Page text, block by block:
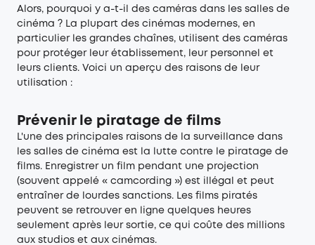
Alors, pourquoi y a-t-il des caméras dans les salles de
cinéma ? La plupart des cinémas modernes, en
particulier les grandes chaînes, utilisent des caméras
pour protéger leur établissement, leur personnel et
leurs clients. Voici un aperçu des raisons de leur
utilisation :
Prévenir le piratage de films
L'une des principales raisons de la surveillance dans
les salles de cinéma est la lutte contre le piratage de
films. Enregistrer un film pendant une projection
(souvent appelé « camcording ») est illégal et peut
entraîner de lourdes sanctions. Les films piratés
peuvent se retrouver en ligne quelques heures
seulement après leur sortie, ce qui coûte des millions
aux studios et aux cinémas.